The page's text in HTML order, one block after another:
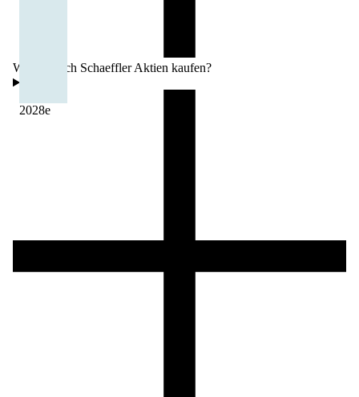
2028e
Wo kann ich Schaeffler Aktien kaufen?